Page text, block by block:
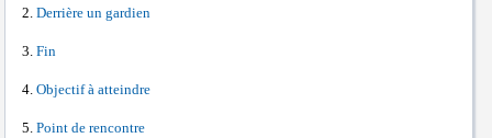
Derrière un gardien
Fin
Objectif à atteindre
Point de rencontre